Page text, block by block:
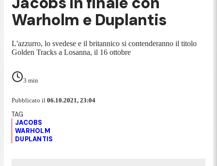
Warholm e Duplantis
L'azzurro, lo svedese e il britannico si contenderanno il titolo
Golden Tracks a Losanna, il 16 ottobre
3 min
Pubblicato il 06.10.2021, 23:04
JACOBS
WARHOLM
DUPLANTIS